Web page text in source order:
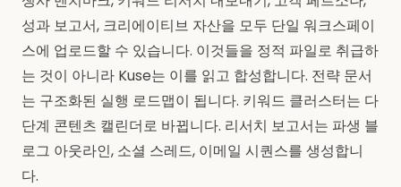
성과 보고서, 크리에이티브 자산을 모두 단일 워크스페이
스에 업로드할 수 있습니다. 이것들을 정적 파일로 취급하
는 것이 아니라 Kuse는 이를 읽고 합성합니다. 전략 문서
는 구조화된 실행 로드맵이 됩니다. 키워드 클러스터는 다
단계 콘텐츠 캘린더로 바뀝니다. 리서치 보고서는 파생 블
로그 아웃라인, 소셜 스레드, 이메일 시퀀스를 생성합니
다.